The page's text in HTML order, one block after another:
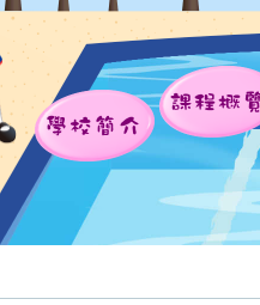
學校簡介
課程概覽